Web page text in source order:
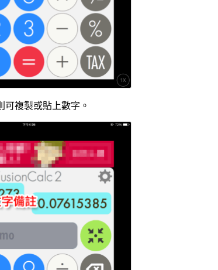
複製或貼上數字。